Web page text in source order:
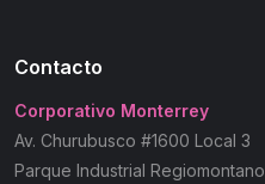
Contacto
Corporativo Monterrey
Av. Churubusco #1600 Local 3
Parque Industrial Regiomontano